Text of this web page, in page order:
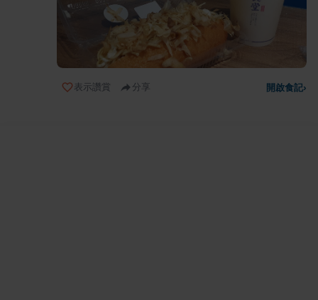
表示讚賞 分享 開啟食記›